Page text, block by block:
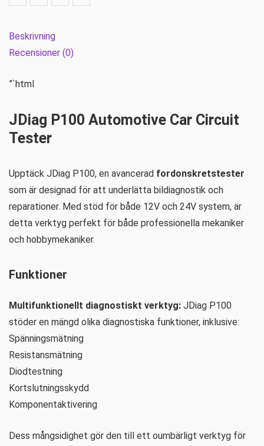
Beskrivning
Recensioner (0)
”`html
JDiag P100 Automotive Car Circuit
Tester
Upptäck JDiag P100, en avancerad fordonskretstester
som är designad för att underlätta bildiagnostik och
reparationer. Med stöd för både 12V och 24V system, är
detta verktyg perfekt för både professionella mekaniker
och hobbymekaniker.
Funktioner
Multifunktionellt diagnostiskt verktyg: JDiag P100
stöder en mängd olika diagnostiska funktioner, inklusive:
Spänningsmätning
Resistansmätning
Diodtestning
Kortslutningsskydd
Komponentaktivering
Dess mångsidighet gör den till ett oumbärligt verktyg för